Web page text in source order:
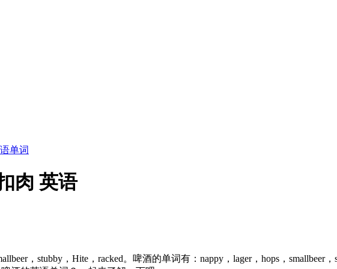
单词
肉 英语
，stubby，Hite，racked。啤酒的单词有：nappy，lager，hops，